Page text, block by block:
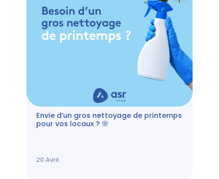
Envie d’un gros nettoyage de printemps
pour vos locaux ? 🌸
20 Avril